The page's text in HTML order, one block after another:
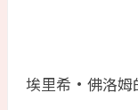
埃里希·佛洛姆